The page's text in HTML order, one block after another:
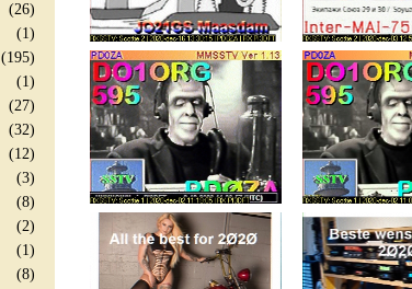
(26)
(1)
(195)
(1)
(27)
(32)
(12)
(3)
(8)
(2)
(1)
(8)